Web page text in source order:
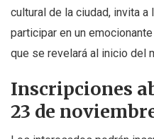
cultural de la ciudad, invita
participar en un
que se revelará al inicio del
Inscripciones
23 de